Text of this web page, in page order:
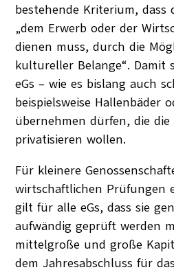
bestehende Kriterium, dass
„dem Erwerb oder der
dienen muss, durch die
kultureller Belange“. Damit
eGs – wie es bislang auch
beispielsweise Hallenbäder
übernehmen dürfen, die die
privatisieren wollen.
Für kleinere
wirtschaftlichen Prüfungen
gilt für alle eGs, dass sie
aufwändig geprüft werden
mittelgroße und große
dem Jahresabschluss für